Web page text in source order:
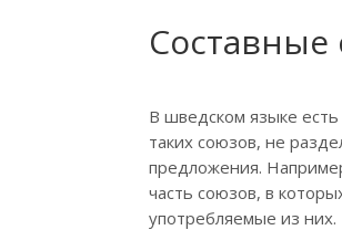
В шведском языке
таких союзов, не
предложения.
часть союзов, в
употребляемые из них.